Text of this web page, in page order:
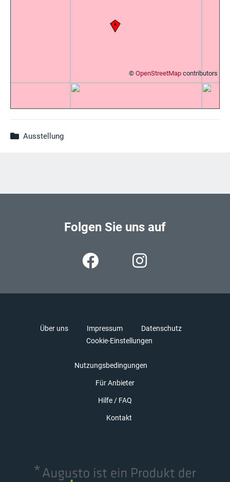
© OpenStreetMap contributors
Ausstellung
Folgen Sie uns auf
Über uns Impressum
Datenschutz
Cookie-Einstellungen
Nutzungsbedingungen
Für Anbieter
Hilfe / FAQ
Kontakt